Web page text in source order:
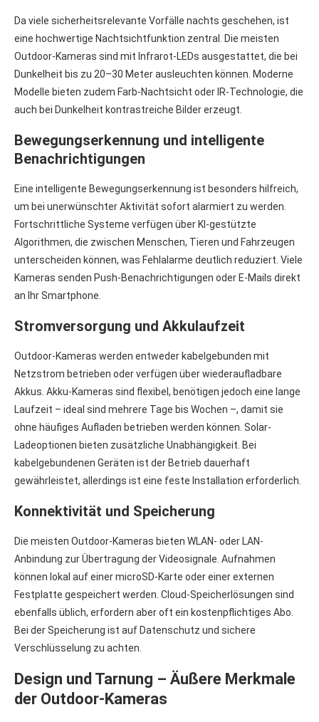
Da viele sicherheitsrelevante Vorfälle nachts geschehen, ist
eine hochwertige Nachtsichtfunktion zentral. Die meisten
Outdoor-Kameras sind mit Infrarot-LEDs ausgestattet, die bei
Dunkelheit bis zu 20–30 Meter ausleuchten können. Moderne
Modelle bieten zudem Farb-Nachtsicht oder IR-Technologie, die
auch bei Dunkelheit kontrastreiche Bilder erzeugt.
Bewegungserkennung und intelligente
Benachrichtigungen
Eine intelligente Bewegungserkennung ist besonders hilfreich,
um bei unerwünschter Aktivität sofort alarmiert zu werden.
Fortschrittliche Systeme verfügen über KI-gestützte
Algorithmen, die zwischen Menschen, Tieren und Fahrzeugen
unterscheiden können, was Fehlalarme deutlich reduziert. Viele
Kameras senden Push-Benachrichtigungen oder E-Mails direkt
an Ihr Smartphone.
Stromversorgung und Akkulaufzeit
Outdoor-Kameras werden entweder kabelgebunden mit
Netzstrom betrieben oder verfügen über wiederaufladbare
Akkus. Akku-Kameras sind flexibel, benötigen jedoch eine lange
Laufzeit – ideal sind mehrere Tage bis Wochen –, damit sie
ohne häufiges Aufladen betrieben werden können. Solar-
Ladeoptionen bieten zusätzliche Unabhängigkeit. Bei
kabelgebundenen Geräten ist der Betrieb dauerhaft
gewährleistet, allerdings ist eine feste Installation erforderlich.
Konnektivität und Speicherung
Die meisten Outdoor-Kameras bieten WLAN- oder LAN-
Anbindung zur Übertragung der Videosignale. Aufnahmen
können lokal auf einer microSD-Karte oder einer externen
Festplatte gespeichert werden. Cloud-Speicherlösungen sind
ebenfalls üblich, erfordern aber oft ein kostenpflichtiges Abo.
Bei der Speicherung ist auf Datenschutz und sichere
Verschlüsselung zu achten.
Design und Tarnung – Äußere Merkmale
der Outdoor-Kameras